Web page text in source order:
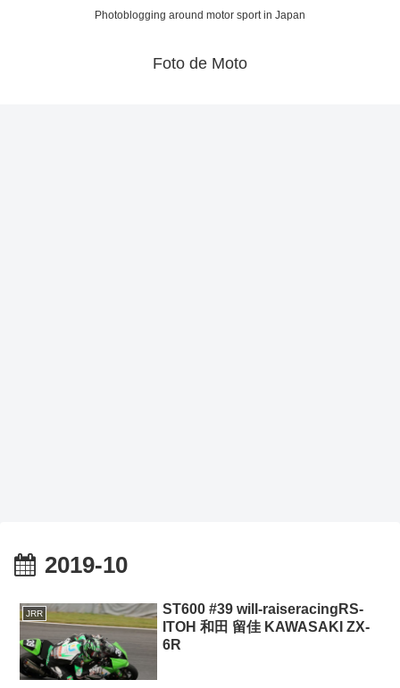
Photoblogging around motor sport in Japan
Foto de Moto
2019-10
JRR
ST600 #39 will-raiseracingRS-
ITOH 和田 留佳 KAWASAKI ZX-
6R